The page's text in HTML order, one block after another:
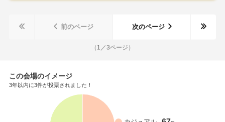
前のページ 次のページ
（ 1 ／3ページ）
この会場のイメージ
3年以内に3件が投票されました！